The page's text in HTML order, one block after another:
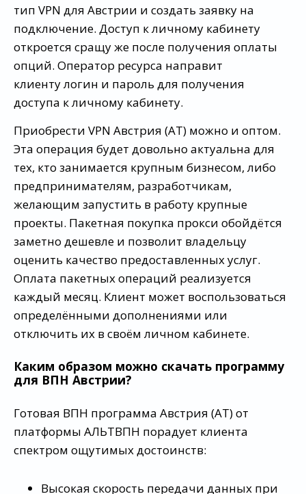
тип VPN для Австрии и создать заявку на
подключение. Доступ к личному кабинету
откроется сращу же после получения оплаты
опций. Оператор ресурса направит
клиенту логин и пароль для получения
доступа к личному кабинету.
Приобрести VPN Австрия (AT) можно и оптом.
Эта операция будет довольно актуальна для
тех, кто занимается крупным бизнесом, либо
предпринимателям, разработчикам,
желающим запустить в работу крупные
проекты. Пакетная покупка прокси обойдётся
заметно дешевле и позволит владельцу
оценить качество предоставленных услуг.
Оплата пакетных операций реализуется
каждый месяц. Клиент может воспользоваться
определёнными дополнениями или
отключить их в своём личном кабинете.
Каким образом можно скачать программу
для ВПН Австрии?
Готовая ВПН программа Австрия (AT) от
платформы АЛЬТВПН порадует клиента
спектром ощутимых достоинств:
Высокая скорость передачи данных при